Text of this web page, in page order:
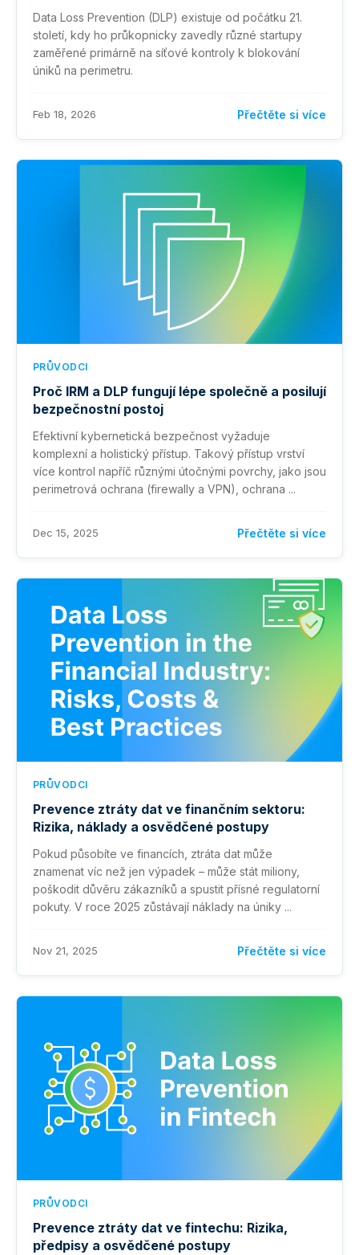
Data Loss Prevention (DLP) existuje od počátku 21.
století, kdy ho průkopnicky zavedly různé startupy
zaměřené primárně na síťové kontroly k blokování
úniků na perimetru.
Feb 18, 2026 Přečtěte si více
PRŮVODCI
Proč IRM a DLP fungují lépe společně a posilují
bezpečnostní postoj
Efektivní kybernetická bezpečnost vyžaduje
komplexní a holistický přístup. Takový přístup vrství
více kontrol napříč různými útočnými povrchy, jako jsou
perimetrová ochrana (firewally a VPN), ochrana ...
Dec 15, 2025 Přečtěte si více
PRŮVODCI
Prevence ztráty dat ve finančním sektoru:
Rizika, náklady a osvědčené postupy
Pokud působíte ve financích, ztráta dat může
znamenat víc než jen výpadek – může stát miliony,
poškodit důvěru zákazníků a spustit přísné regulatorní
pokuty. V roce 2025 zůstávají náklady na úniky ...
Nov 21, 2025 Přečtěte si více
PRŮVODCI
Prevence ztráty dat ve fintechu: Rizika,
předpisy a osvědčené postupy